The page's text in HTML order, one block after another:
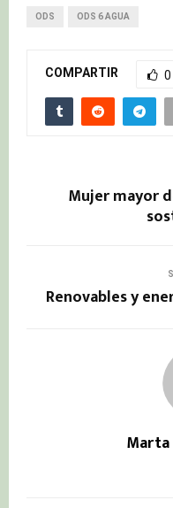
ODS ODS 6 AGUA
COMPARTIR 0
Mujer mayor
Renovables y
Marta